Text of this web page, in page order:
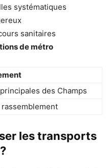
systématiques
sanitaires
de métro
des Champs
rassemblement
les transports